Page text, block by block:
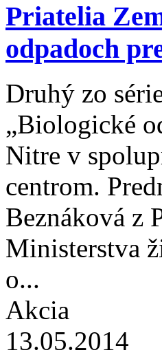
Priatelia
odpadoch
Druhý zo
„Biologické
Nitre v
centrom.
Beznáková z
Ministerstva
o...
Akcia
13.05.2014